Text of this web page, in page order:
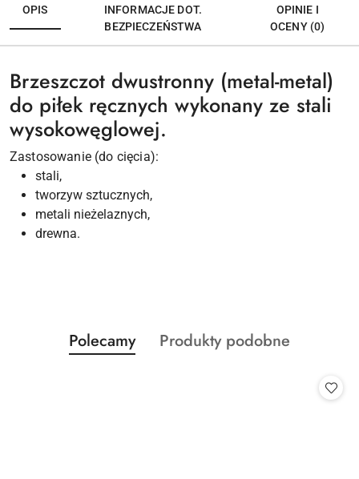
OPIS
INFORMACJE DOT.
BEZPIECZEŃSTWA
OPINIE I
OCENY (0)
Brzeszczot dwustronny (metal-metal)
do piłek ręcznych wykonany ze stali
wysokowęglowej.
Zastosowanie (do cięcia):
stali,
tworzyw sztucznych,
metali nieżelaznych,
drewna.
Pomiń karuzelę produktów
Produkty
o
Polecamy
Produkty
Produkty podobne